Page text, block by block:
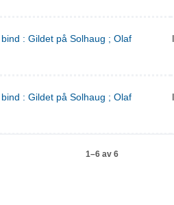
: Gildet på Solhaug ; Olaf
: Gildet på Solhaug ; Olaf
1–6 av 6